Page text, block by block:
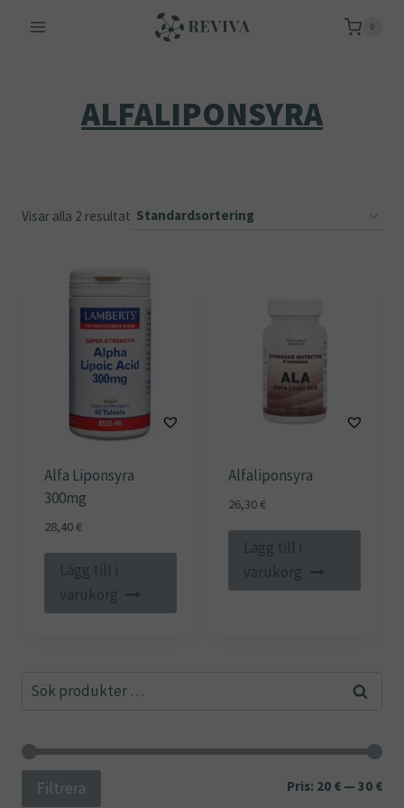
0
ALFALIPONSYRA
Visar alla 2 resultat
Alfa Liponsyra
300mg
28,40€
Lägg till i
varukorg
Alfaliponsyra
26,30€
Lägg till i
varukorg
Sök
Sök
Min
Filtrera Pris: 20 € — 30 €